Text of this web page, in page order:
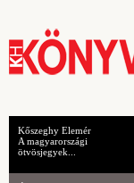
Kőszeghy Elemér
A magyarországi
ötvösjegyek...